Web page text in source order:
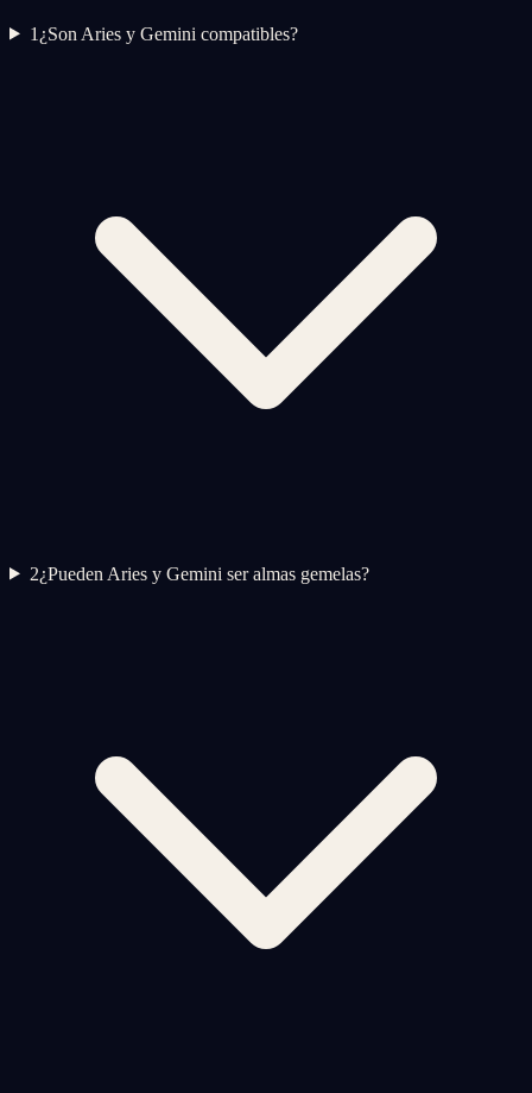
1 ¿Son Aries y Gemini compatibles?
2¿Pueden Aries y Gemini ser almas gemelas?